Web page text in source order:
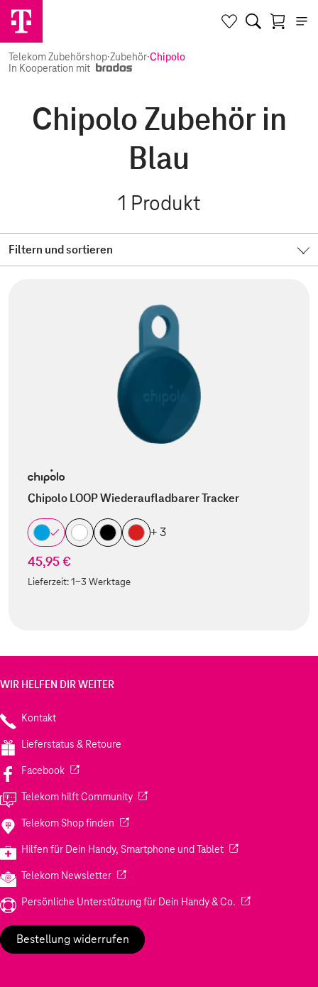
Telekom Zubehörshop·Zubehör·Chipolo
In Kooperation mit
Chipolo Zubehör in
Blau
1 Produkt
Filtern und sortieren
Chipolo LOOP Wiederaufladbarer Tracker
+ 3
45,95 €
Lieferzeit:1-3 Werktage
WIR HELFEN DIR WEITER
Kontakt
Lieferstatus & Retoure
Facebook(Wird in einem neuen Tab geöffnet)
Telekom hilft Community(Wird in einem neuen Tab geöffnet)
Telekom Shop finden (Wird in einem neuen Tab geöffnet)
Hilfen für Dein Handy, Smartphone und Tablet(Wird in einem
Telekom Newsletter(Wird in einem neuen Tab geöffnet)
Persönliche Unterstützung für Dein Handy & Co. (Wird in einem
Bestellung widerrufen